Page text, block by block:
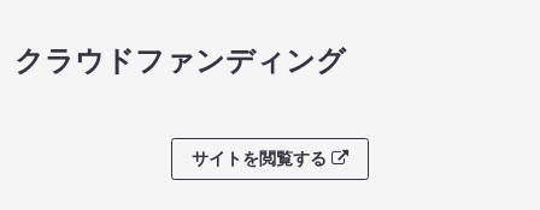
クラウドファンディング
サイトを閲覧する